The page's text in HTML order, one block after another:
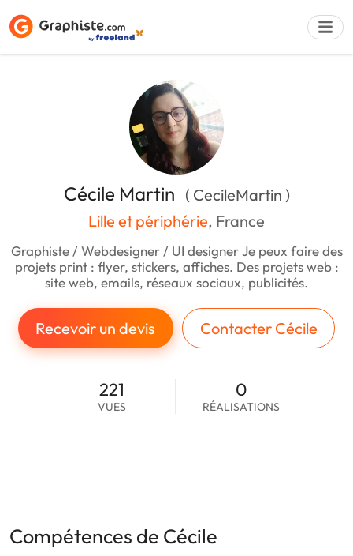
Cécile Martin ( CecileMartin )
Lille et périphérie, France
Graphiste / Webdesigner / UI designer Je peux faire des
projets print : flyer, stickers, affiches. Des projets web :
site web, emails, réseaux sociaux, publicités.
Recevoir un devis Contacter Cécile
221
VUES
0
RÉALISATIONS
Compétences de Cécile